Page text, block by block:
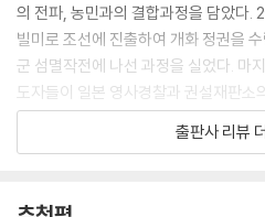
일촉즉발의 상황에서도 조정에서는 미
혁 정책을 실시하지 않았고 오히려 동
치 앞도 내다보지 못하는 못된 제 버릇
고 놀았다. 프랑스혁명 직전의 부르봉
--- p.108
의 전파, 농민과의 결합과정을 담았다.
빌미로 조선에 진출하여 개화 정권을
군 섬멸작전에 나선 과정을 실었다. 마
도자들이 일본 영사경찰과 권설재판소
하고 그들의 죽음과 항일의병이나 3·1
그리고 부록으로 동학농민군이 직접
출판사 리뷰